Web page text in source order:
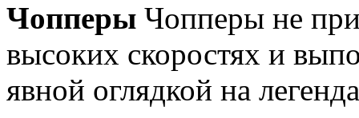
Чопперы Чопперы не
высоких скоростях и
явной оглядкой на